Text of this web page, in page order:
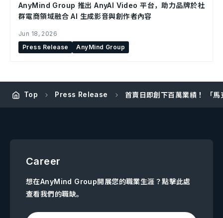
AnyMind Group 推出 AnyAI Video 平台，助力品牌於社
群電商領域融合 AI 生成影音與創作者內容
Jun 18, 2026
Press Release
AnyMind Group
Top Press Release 首賣日即創下百萬業績！ 「
Career
想在AnyMind Group開展您的職業生涯？點擊此處
查看我們的職缺。